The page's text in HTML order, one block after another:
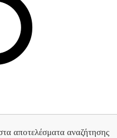
αποτελέσματα αναζήτησης